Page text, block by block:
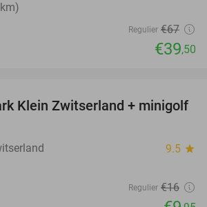
Regulier €67
€39,50
38%
Klein Zwitserland + minigolf
9.5 star
Regulier €16